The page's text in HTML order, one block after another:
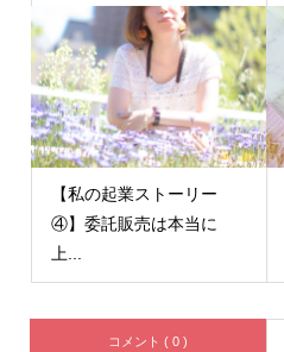
【私の起業ストーリー
④】委託販売は本当に
上...
コメント ( 0 )